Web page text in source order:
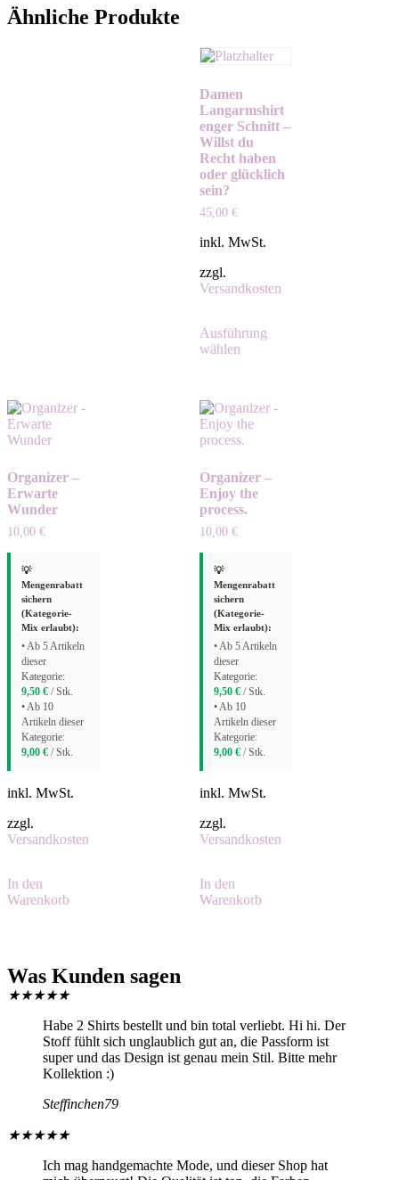
Ähnliche Produkte
Damen
Langarmshirt
enger Schnitt –
Willst du
Recht haben
oder glücklich
sein?
45,00 €
inkl. MwSt.
zzgl.
Versandkosten
Ausführung
wählen
Organizer –
Erwarte
Wunder
10,00 €
💡
Mengenrabatt
sichern
(Kategorie-
Mix erlaubt):
• Ab 5 Artikeln
dieser
Kategorie:
9,50 € / Stk.
• Ab 10
Artikeln dieser
Kategorie:
9,00 € / Stk.
inkl. MwSt.
zzgl.
Versandkosten
In den
Warenkorb
Organizer –
Enjoy the
process.
10,00 €
💡
Mengenrabatt
sichern
(Kategorie-
Mix erlaubt):
• Ab 5 Artikeln
dieser
Kategorie:
9,50 € / Stk.
• Ab 10
Artikeln dieser
Kategorie:
9,00 € / Stk.
inkl. MwSt.
zzgl.
Versandkosten
In den
Warenkorb
Was Kunden sagen
★★★★★
Habe 2 Shirts bestellt und bin total verliebt. Hi hi. Der
Stoff fühlt sich unglaublich gut an, die Passform ist
super und das Design ist genau mein Stil. Bitte mehr
Kollektion :)
Steffinchen79
★★★★★
Ich mag handgemachte Mode, und dieser Shop hat